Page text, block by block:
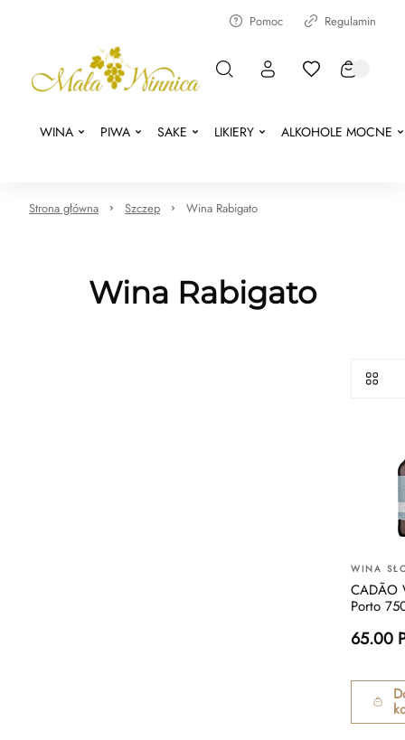
Pomoc Regulamin
WINA PIWA SAKE LIKIERY ALKOHOLE MOCNE
Strona główna Szczep Wina Rabigato
Wina Rabigato
WINA
CADÃO
Porto
65.00